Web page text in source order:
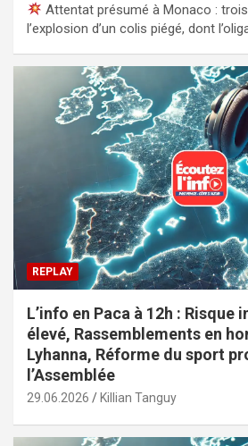
Attentat présumé à Monaco :
l’explosion d’un colis piégé, dont
REPLAY
L’info en Paca à 12h : Risque
élevé, Rassemblements en
Lyhanna, Réforme du sport
l’Assemblée
29.06.2026 Killian Tanguy